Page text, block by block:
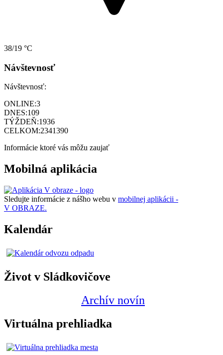
38/19 °C
Návštevnosť
Návštevnosť:
ONLINE:3
DNES:109
TÝŽDEŇ:1936
CELKOM:2341390
Informácie ktoré vás môžu zaujať
Mobilná aplikácia
Sledujte informácie z nášho webu v mobilnej aplikácii -
V OBRAZE.
Kalendár
Život v Sládkovičove
Archív novín
Virtuálna prehliadka